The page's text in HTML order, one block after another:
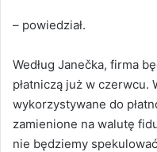
– powiedział.
Według Janečka, firma
płatniczą już w czerwcu.
wykorzystywane do
zamienione na walutę
nie będziemy